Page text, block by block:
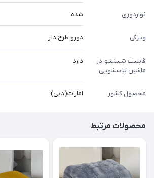
نواردوزی شده
ویژگی دورو طرح دار
قابلیت شستشو در
ماشین لباسشویی
دارد
محصول کشور امارات(دبی)
محصولات مرتبط